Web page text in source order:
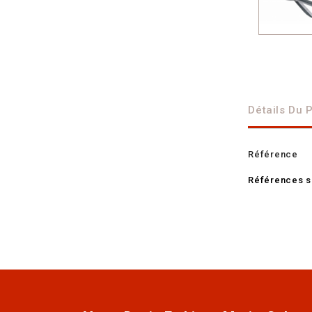
Détails Du
Référence
Références